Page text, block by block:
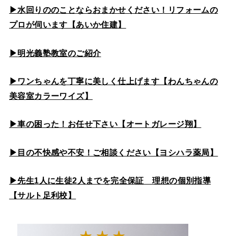
▶水回りののことならおまかせください！リフォームの
プロが伺います【あいか住建】
▶明光義塾教室のご紹介
▶ワンちゃんを丁寧に美しく仕上げます【わんちゃんの
美容室カラーワイズ】
▶車の困った！お任せ下さい【オートガレージ翔】
▶目の不快感や不安！ご相談ください【ヨシハラ薬局】
▶先生1人に生徒2人までを完全保証 理想の個別指導
【サルト足利校】